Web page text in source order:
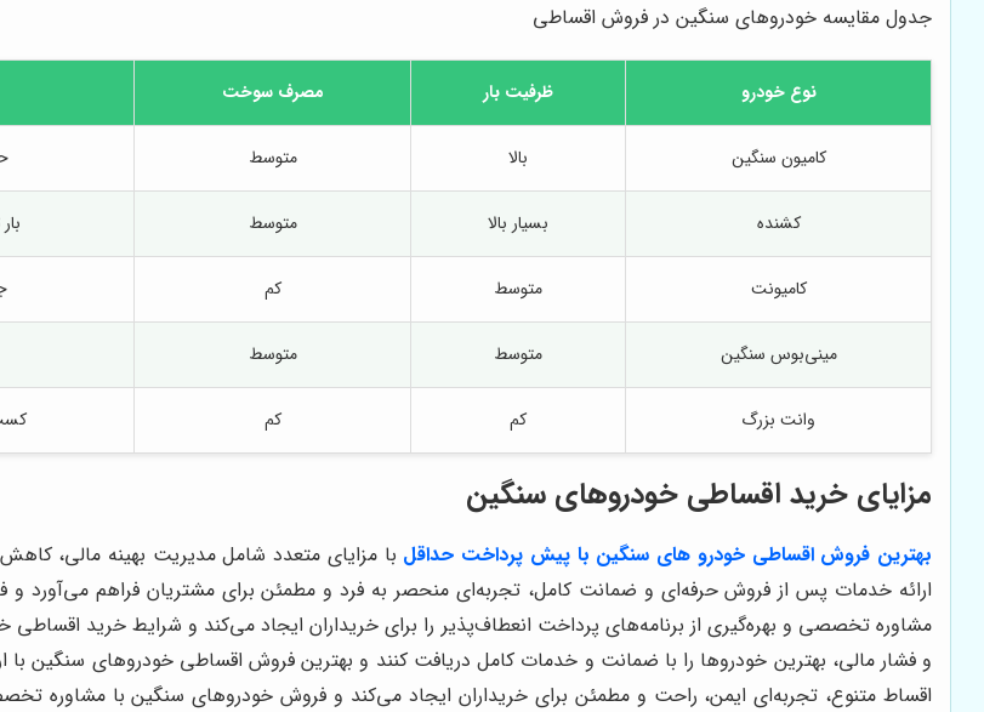
جدول مقایسه خودروهای سنگین در فروش اقساطی
نوع خودرو ظرفیت بار مصرف سوخت
کامیون سنگین بالا متوسط
کشنده بسیار بالا متوسط
کامیونت متوسط کم
مینی‌بوس سنگین متوسط متوسط
وانت بزرگ کم کم
مزایای خرید اقساطی خودروهای سنگین
بهترین فروش اقساطی خودرو های سنگین با پیش پرداخت حداقل با مزایای متعدد شامل مدیریت بهینه مالی،
ارائه خدمات پس از فروش حرفه‌ای و ضمانت کامل، تجربه‌ای منحصر به فرد و مطمئن برای مشتریان فراهم می‌آورد
مشاوره تخصصی و بهره‌گیری از برنامه‌های پرداخت انعطاف‌پذیر را برای خریداران ایجاد می‌کند و شرایط خرید
و فشار مالی، بهترین خودروها را با ضمانت و خدمات کامل دریافت کنند و بهترین فروش اقساطی خودروهای سنگین
اقساط متنوع، تجربه‌ای ایمن، راحت و مطمئن برای خریداران ایجاد می‌کند و فروش خودروهای سنگین با مشاوره